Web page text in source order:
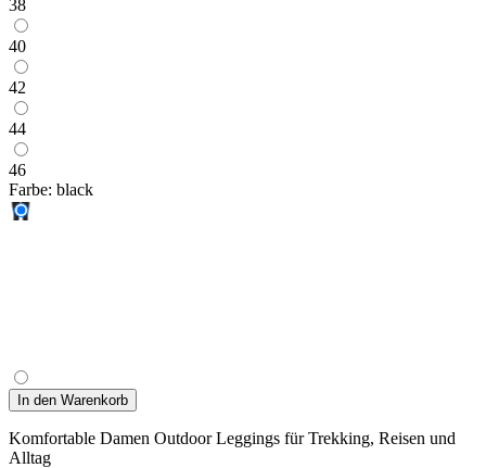
38
40
42
44
46
Farbe: black
In den Warenkorb
Komfortable Damen Outdoor Leggings für Trekking, Reisen und
Alltag